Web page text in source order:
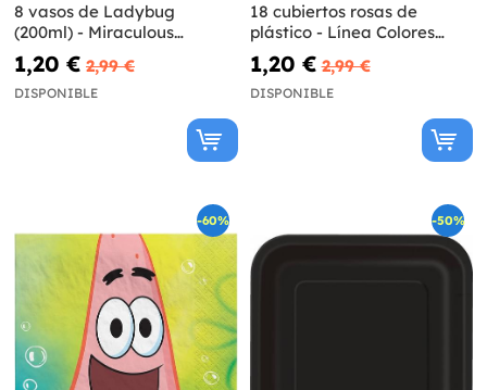
8 vasos de Ladybug
(200ml) - Miraculous
Ladybug
1,20 € 2,99 €
DISPONIBLE
18 cubiertos rosas de
plástico - Línea Colores
Básicos
1,20 € 2,99 €
DISPONIBLE
-60% -50%